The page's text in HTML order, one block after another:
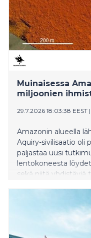
sikarutto ei tartu
kotimainen sianliha
Muinaisessa
miljoonien
29.7.2026 18:03:38 EEST |
Amazonin alueella
Aquiry-sivilisaatio oli
paljastaa uusi
lentokoneesta
sekä niitä yhdistäviä